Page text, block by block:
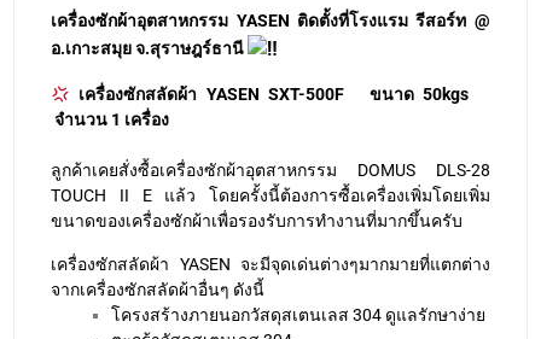
อ.เกาะสมุย จ.สุราษฎร์ธานี
เครื่องซักสลัดผ้า YASEN SXT-500F ขนาด 50kgs
จำนวน 1 เครื่อง
TOUCH II E แล้ว โดยครั้งนี้ต้องการซื้อเครื่องเพิ่มโดยเพิ่ม
ขนาดของเครื่องซักผ้าเพื่อรองรับการทำงานที่มากขึ้นครับ
เครื่องซักสลัดผ้า YASEN จะมีจุดเด่นต่างๆมากมายที่แตกต่าง
จากเครื่องซักสลัดผ้าอื่นๆ ดังนี้
โครงสร้างภายนอกวัสดุสเตนเลส 304 ดูแลรักษาง่าย
ตะกร้าวัสดุสเตนเลส 304
การออกแบบเครื่องที่มีขนาดเล็กกว่า ช่วยให้ประหยัด